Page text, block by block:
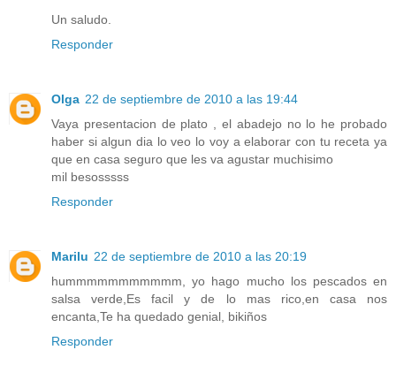
Un saludo.
Responder
Olga 22 de septiembre de 2010 a las 19:44
Vaya presentacion de plato , el abadejo no lo he probado
haber si algun dia lo veo lo voy a elaborar con tu receta ya
que en casa seguro que les va agustar muchisimo
mil besosssss
Responder
Marilu 22 de septiembre de 2010 a las 20:19
hummmmmmmmmmm, yo hago mucho los pescados en
salsa verde,Es facil y de lo mas rico,en casa nos
encanta,Te ha quedado genial, bikiños
Responder